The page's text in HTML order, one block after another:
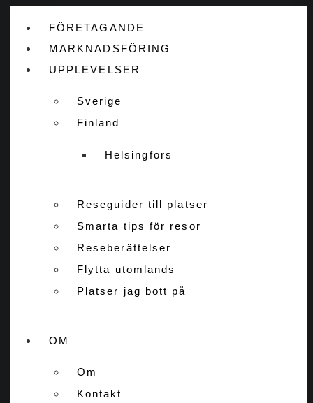
FÖRETAGANDE
MARKNADSFÖRING
UPPLEVELSER
Sverige
Finland
Helsingfors
Reseguider till platser
Smarta tips för resor
Reseberättelser
Flytta utomlands
Platser jag bott på
OM
Om
Kontakt